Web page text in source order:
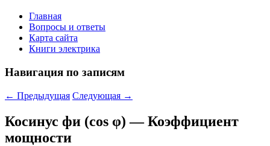
Главная
Вопросы и ответы
Карта сайта
Книги электрика
Навигация по записям
← Предыдущая Следующая →
Косинус фи (cos φ) — Коэффициент
мощности